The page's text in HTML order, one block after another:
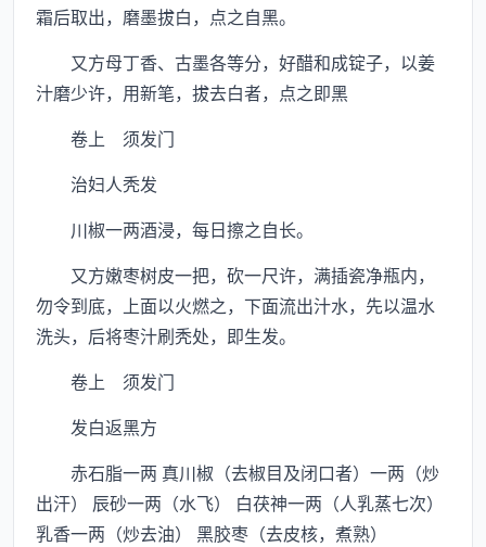
霜后取出，磨墨拔白，点之自黑。
又方母丁香、古墨各等分，好醋和成锭子，以姜
汁磨少许，用新笔，拔去白者，点之即黑
卷上 须发门
治妇人秃发
川椒一两酒浸，每日擦之自长。
又方嫩枣树皮一把，砍一尺许，满插瓷净瓶内，
勿令到底，上面以火燃之，下面流出汁水，先以温水
洗头，后将枣汁刷秃处，即生发。
卷上 须发门
发白返黑方
赤石脂一两 真川椒（去椒目及闭口者）一两（炒
出汗） 辰砂一两（水飞） 白茯神一两（人乳蒸七次）
乳香一两（炒去油） 黑胶枣（去皮核，煮熟）